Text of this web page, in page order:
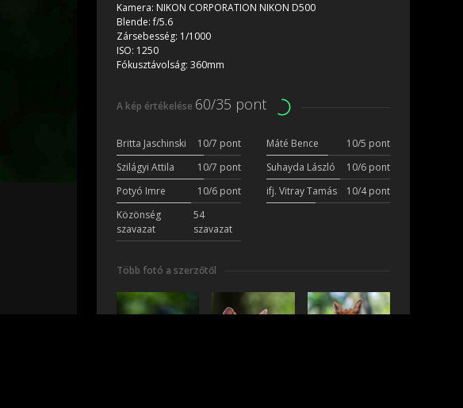
Kamera: NIKON CORPORATION NIKON D500
Blende:f/5.6
Zársebesség: 1/1000
ISO: 1250
Fókusztávolság: 360mm
A kép értékelése 60/35 pont
Britta Jaschinski 10/7 pont Máté Bence
10/5 pont
Szilágyi Attila
10/7 pont Suhayda László
10/6 pont
Potyó Imre
10/6 pont ifj. Vitray Tamás
10/4 pont
Közönség
szavazat
54
szavazat
Több fotó a szerzőtől